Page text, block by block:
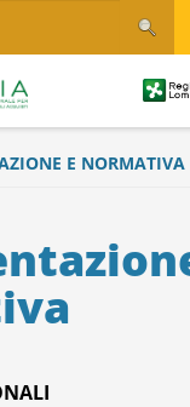
Logo
Regione
E NORMATIVA